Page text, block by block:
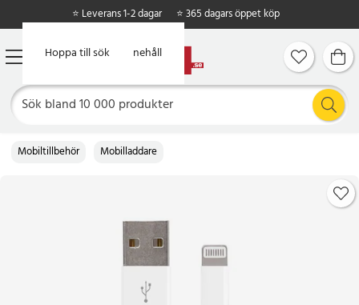
Hoppa till huvudinnehåll
Hoppa till sök
⭐ Leverans 1-2 dagar ⭐ 365 dagars öppet köp
Mobiltillbehör Mobilladdare